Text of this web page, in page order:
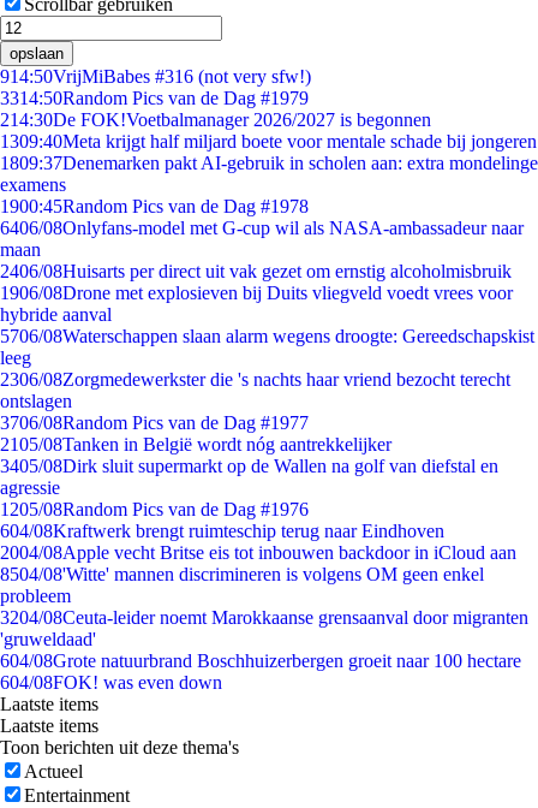
Scrollbar gebruiken
opslaan
914:50VrijMiBabes #316 (not very sfw!)
3314:50Random Pics van de Dag #1979
214:30De FOK!Voetbalmanager 2026/2027 is begonnen
1309:40Meta krijgt half miljard boete voor mentale schade bij jongeren
1809:37Denemarken pakt AI-gebruik in scholen aan: extra mondelinge
examens
1900:45Random Pics van de Dag #1978
6406/08Onlyfans-model met G-cup wil als NASA-ambassadeur naar
maan
2406/08Huisarts per direct uit vak gezet om ernstig alcoholmisbruik
1906/08Drone met explosieven bij Duits vliegveld voedt vrees voor
hybride aanval
5706/08Waterschappen slaan alarm wegens droogte: Gereedschapskist
leeg
2306/08Zorgmedewerkster die 's nachts haar vriend bezocht terecht
ontslagen
3706/08Random Pics van de Dag #1977
2105/08Tanken in België wordt nóg aantrekkelijker
3405/08Dirk sluit supermarkt op de Wallen na golf van diefstal en
agressie
1205/08Random Pics van de Dag #1976
604/08Kraftwerk brengt ruimteschip terug naar Eindhoven
2004/08Apple vecht Britse eis tot inbouwen backdoor in iCloud aan
8504/08'Witte' mannen discrimineren is volgens OM geen enkel
probleem
3204/08Ceuta-leider noemt Marokkaanse grensaanval door migranten
'gruweldaad'
604/08Grote natuurbrand Boschhuizerbergen groeit naar 100 hectare
604/08FOK! was even down
Laatste items
Laatste items
Toon berichten uit deze thema's
Actueel
Entertainment